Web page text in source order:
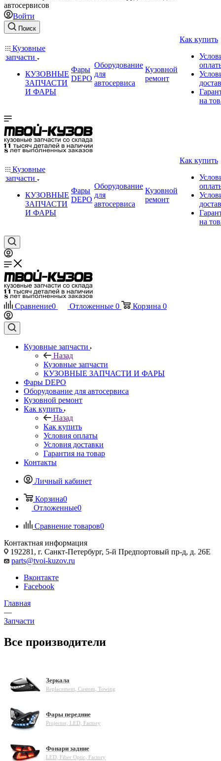
автосервисов
Войти
Поиск
Кузовные
запчасти
КУЗОВНЫЕ
ЗАПЧАСТИ
И ФАРЫ
Фары
DEPO
Оборудование
для
автосервиса
Кузовной
ремонт
Как купить
на
Кузовные
запчасти
КУЗОВНЫЕ
ЗАПЧАСТИ
И ФАРЫ
Фары
DEPO
Оборудование
для
автосервиса
Кузовной
ремонт
Как купить
на
Сравнение0 Отложенные 0 Корзина 0
Кузовные запчасти
Назад
Кузовные запчасти
КУЗОВНЫЕ ЗАПЧАСТИ И ФАРЫ
Фары DEPO
Оборудование для автосервиса
Кузовной ремонт
Как купить
Назад
Как купить
Условия оплаты
Условия доставки
Гарантия на товар
Контакты
Личный кабинет
Корзина0
Отложенные0
Сравнение товаров0
Контактная информация
192281, г. Санкт-Петербург, 5-й Предпортовый пр-д, д. 26Е
parts@tvoi-kuzov.ru
Вконтакте
Facebook
Главная
—
Запчасти
Все производители
Зеркала
Replacement, Custom, Towing
Фары передние
Projector, LED, Factory
Фонари задние
LED, Fiber Optic, Factory